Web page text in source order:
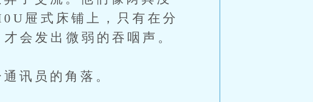
屉式床铺上，只有在分
会发出微弱的吞咽声。
员的角落。